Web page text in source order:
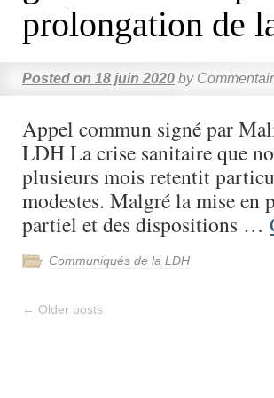
prolongation de
Posted on 18 juin 2020 by
Appel commun signé par
LDH La crise sanitaire que
plusieurs mois retentit
modestes. Malgré la mise en
partiel et des dispositions …
Communiqués de la LDH
← Older posts